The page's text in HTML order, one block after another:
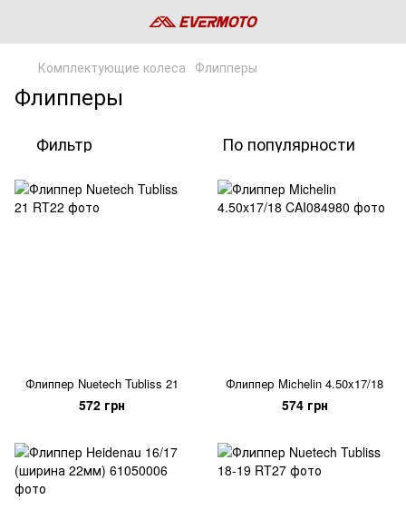
Комплектующие колеса Флипперы
Флипперы
Фильтр По популярности
Флиппер Nuetech Tubliss 21
572 грн
Флиппер Michelin 4.50x17/18
574 грн